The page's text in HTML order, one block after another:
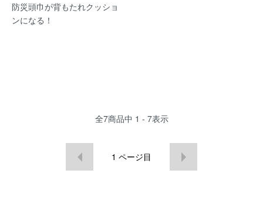
防災頭巾が背もたれクッショ
ンになる！
全7商品中 1 - 7表示
1 ページ目